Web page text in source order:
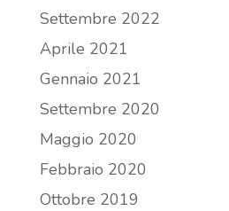
Settembre 2022
Aprile 2021
Gennaio 2021
Settembre 2020
Maggio 2020
Febbraio 2020
Ottobre 2019